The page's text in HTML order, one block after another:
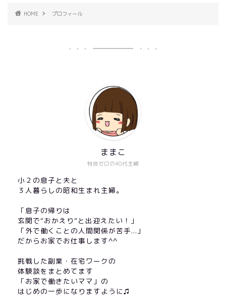
HOME プロフィール
特技ゼロの40代主婦
ままこ
小２の息子と夫と
３人暮らしの昭和生まれ主婦。
「息子の帰りは
玄関で“おかえり”と出迎えたい！」
「外で働くことの人間関係が苦手...」
だからお家でお仕事します^^
挑戦した副業・在宅ワークの
体験談をまとめてます
「お家で働きたいママ」の
はじめの一歩になりますように♫